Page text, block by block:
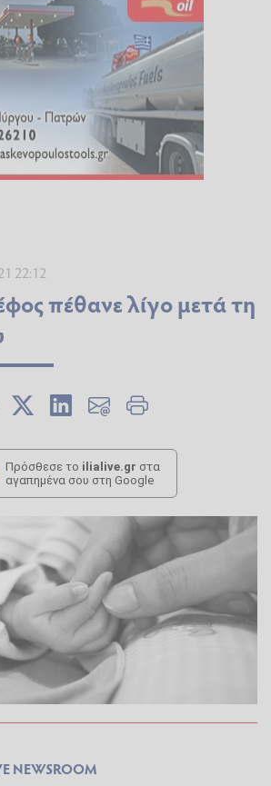
22:12
πέθανε λίγο μετά τη
Πρόσθεσε το ilialive.gr στα
αγαπημένα σου στη Google
NEWSROOM